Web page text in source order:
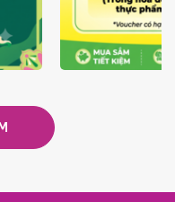
GIÁ LUÔN